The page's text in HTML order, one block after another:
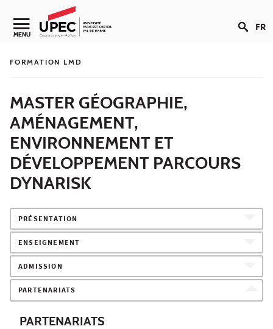
Aller au contenu
Navigation secondaire
MENU FR
FORMATION LMD
MASTER GÉOGRAPHIE,
AMÉNAGEMENT,
ENVIRONNEMENT ET
DÉVELOPPEMENT PARCOURS
DYNARISK
PRÉSENTATION
ENSEIGNEMENT
ADMISSION
PARTENARIATS
PARTENARIATS